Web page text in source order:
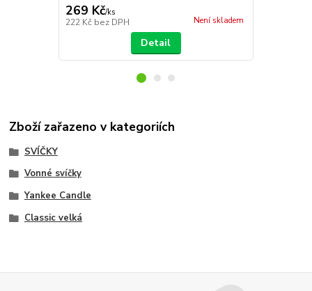
269 Kč/ks
222 Kč bez DPH Není skladem
Detail
Zboží zařazeno v kategoriích
SVÍČKY
Vonné svíčky
Yankee Candle
Classic velká